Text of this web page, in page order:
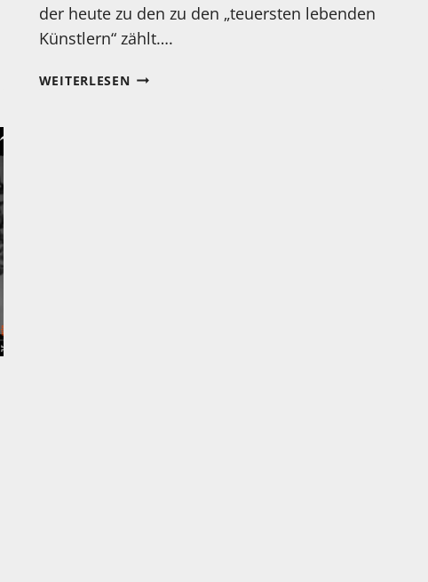
der heute zu den zu den „teuersten lebenden
Künstlern“ zählt….
WEITERLESENNEUE